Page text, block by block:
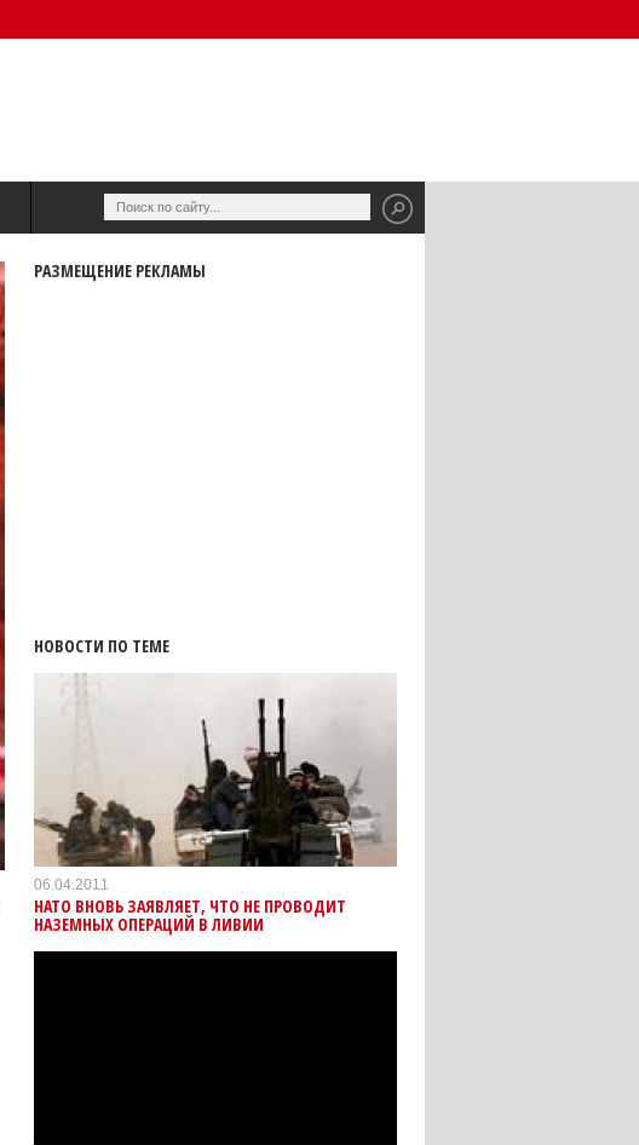
РАЗМЕЩЕНИЕ РЕКЛАМЫ
НОВОСТИ ПО ТЕМЕ
06.04.2011
НАТО ВНОВЬ ЗАЯВЛЯЕТ, ЧТО НЕ ПРОВОДИТ
НАЗЕМНЫХ ОПЕРАЦИЙ В ЛИВИИ